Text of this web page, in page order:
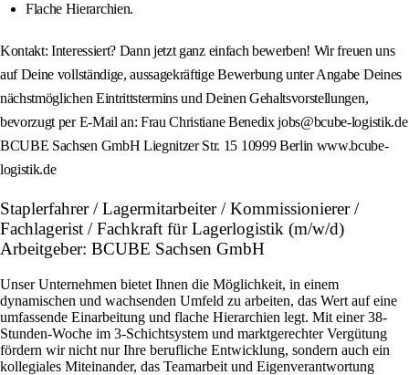
Flache Hierarchien.
Kontakt: Interessiert? Dann jetzt ganz einfach bewerben! Wir freuen uns
auf Deine vollständige, aussagekräftige Bewerbung unter Angabe Deines
nächstmöglichen Eintrittstermins und Deinen Gehaltsvorstellungen,
bevorzugt per E-Mail an: Frau Christiane Benedix jobs@bcube-logistik.de
BCUBE Sachsen GmbH Liegnitzer Str. 15 10999 Berlin www.bcube-
logistik.de
Staplerfahrer / Lagermitarbeiter / Kommissionierer /
Fachlagerist / Fachkraft für Lagerlogistik (m/w/d)
Arbeitgeber: BCUBE Sachsen GmbH
Unser Unternehmen bietet Ihnen die Möglichkeit, in einem
dynamischen und wachsenden Umfeld zu arbeiten, das Wert auf eine
umfassende Einarbeitung und flache Hierarchien legt. Mit einer 38-
Stunden-Woche im 3-Schichtsystem und marktgerechter Vergütung
fördern wir nicht nur Ihre berufliche Entwicklung, sondern auch ein
kollegiales Miteinander, das Teamarbeit und Eigenverantwortung